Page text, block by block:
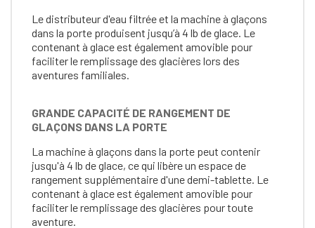
Le distributeur d'eau filtrée et la machine à glaçons
dans la porte produisent jusqu’à 4 lb de glace. Le
contenant à glace est également amovible pour
faciliter le remplissage des glacières lors des
aventures familiales.
GRANDE CAPACITÉ DE RANGEMENT DE
GLAÇONS DANS LA PORTE
La machine à glaçons dans la porte peut contenir
jusqu'à 4 lb de glace, ce qui libère un espace de
rangement supplémentaire d'une demi-tablette. Le
contenant à glace est également amovible pour
faciliter le remplissage des glacières pour toute
aventure.